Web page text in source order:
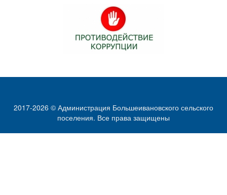
2017-2026 © Администрация Большеивановского сельского
поселения. Все права защищены